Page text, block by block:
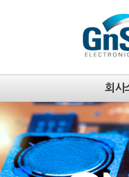
회사